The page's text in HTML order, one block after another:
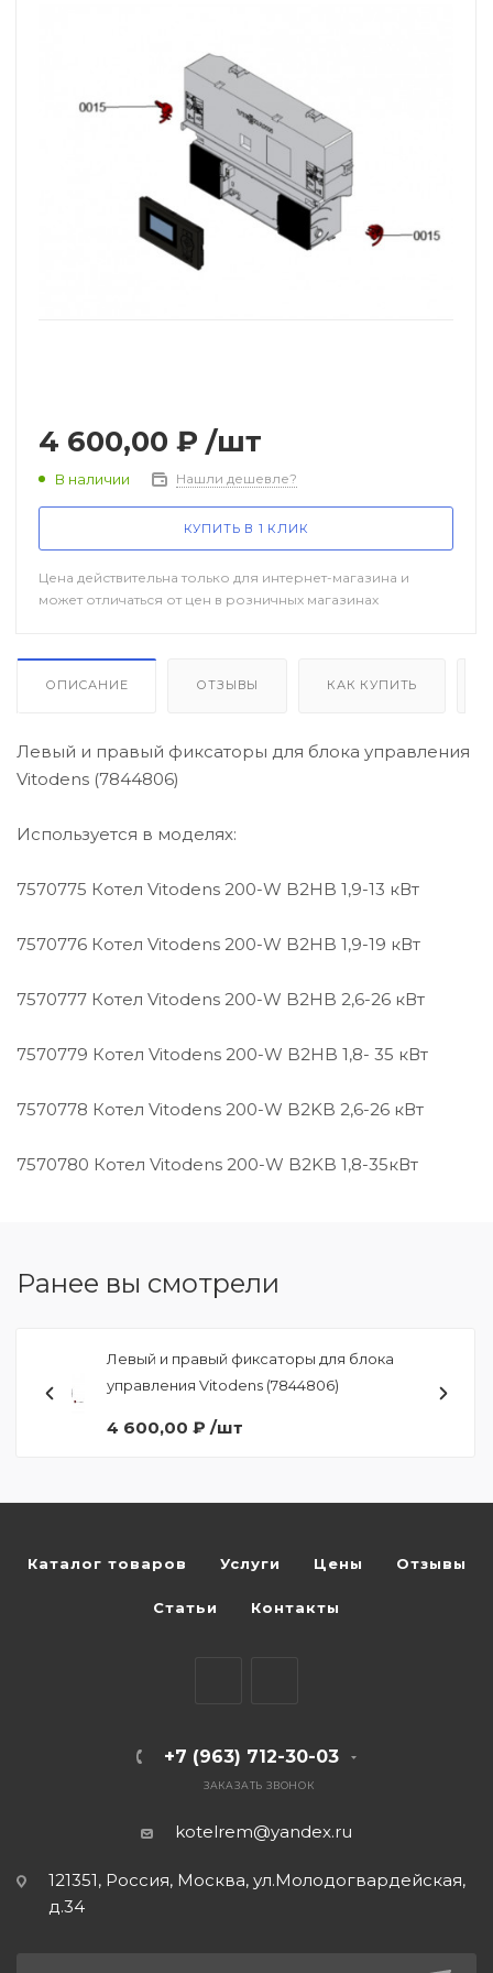
4 600,00 ₽ /шт
В наличии Нашли дешевле?
КУПИТЬ В 1 КЛИК
Цена действительна только для интернет-магазина и
может отличаться от цен в розничных магазинах
ОПИСАНИЕ ОТЗЫВЫ КАК КУПИТЬ
Левый и правый фиксаторы для блока управления
Vitodens (7844806)
Используется в моделях:
7570775 Котел Vitodens 200-W B2HB 1,9-13 кВт
7570776 Котел Vitodens 200-W B2HB 1,9-19 кВт
7570777 Котел Vitodens 200-W B2HB 2,6-26 кВт
7570779 Котел Vitodens 200-W B2HB 1,8- 35 кВт
7570778 Котел Vitodens 200-W B2KB 2,6-26 кВт
7570780 Котел Vitodens 200-W B2KB 1,8-35кВт
Ранее вы смотрели
Левый и правый фиксаторы для блока
управления Vitodens (7844806)
4 600,00 ₽ /шт
Каталог товаров Услуги Цены Отзывы
Статьи Контакты
+7 (963) 712-30-03
ЗАКАЗАТЬ ЗВОНОК
kotelrem@yandex.ru
121351, Россия, Москва, ул.Молодогвардейская,
д.34
Теплообменники, трубки и
Автоматика розжига, горения /
электроды / горелочные трубы
Электронные платы и провода
Распродажа / Товар со скидкой